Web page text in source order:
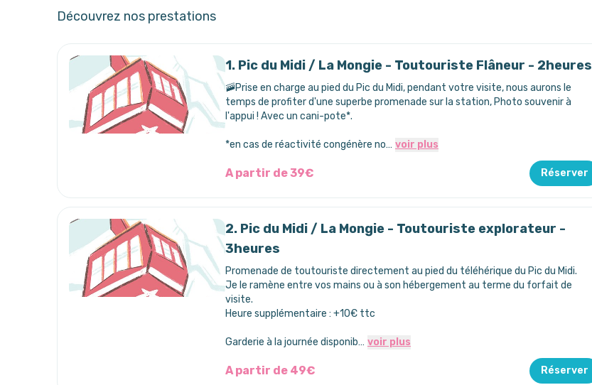
Découvrez nos prestations
1. Pic du Midi / La Mongie - Toutouriste Flâneur - 2heures
🚠Prise en charge au pied du Pic du Midi, pendant votre visite, nous aurons le
temps de profiter d'une superbe promenade sur la station, Photo souvenir à
l'appui ! Avec un cani-pote*.
*en cas de réactivité congénère no… voir plus
A partir de 39€ Réserver
2. Pic du Midi / La Mongie - Toutouriste explorateur -
3heures
Promenade de toutouriste directement au pied du téléhérique du Pic du Midi.
Je le ramène entre vos mains ou à son hébergement au terme du forfait de
visite.
Heure supplémentaire : +10€ ttc
Garderie à la journée disponib… voir plus
A partir de 49€ Réserver